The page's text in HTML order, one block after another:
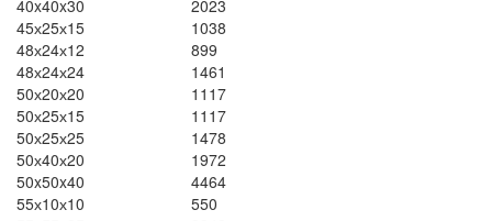
40x40x30
2023
45х25х15
1038
48х24х12
899
48х24х24
1461
50х20х20
1117
50х25х15
1117
50х25х25
1478
50х40х20
1972
50x50x40
4464
55х10х10
550